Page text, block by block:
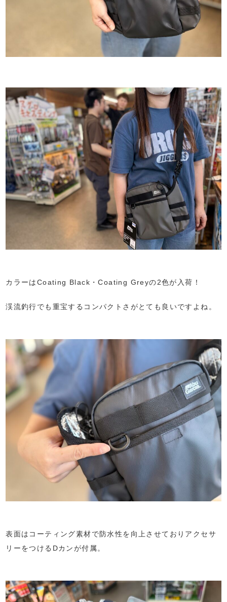
カラーはCoating Black・Coating Greyの2色が入荷！
渓流釣行でも重宝するコンパクトさがとても良いですよね。
表面はコーティング素材で防水性を向上させておりアクセサ
リーをつけるDカンが付属。